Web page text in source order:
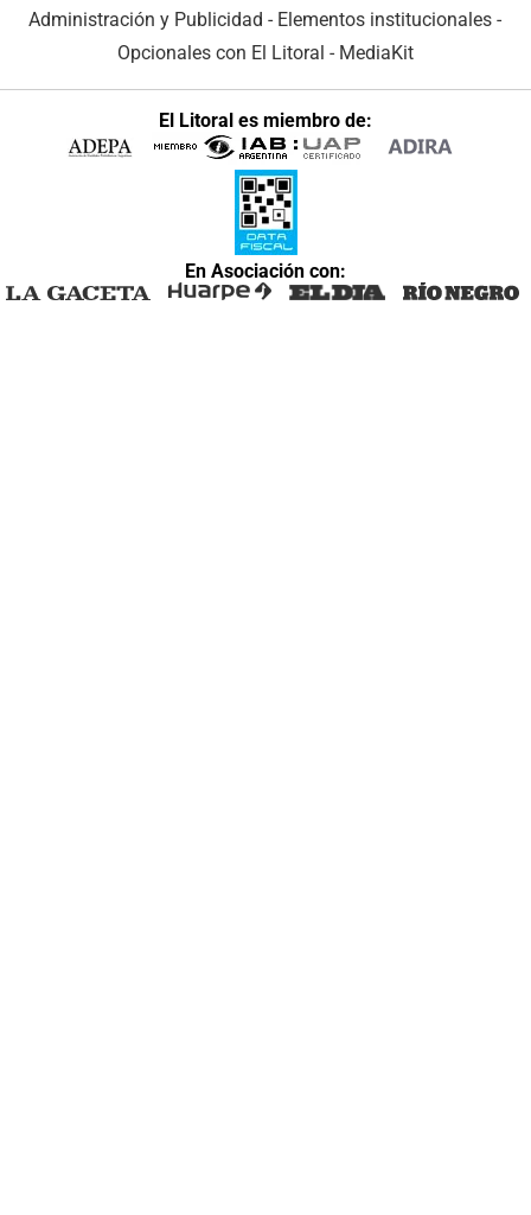
Administración y Publicidad - Elementos institucionales -
Opcionales con El Litoral - MediaKit
El Litoral es miembro de:
En Asociación con: